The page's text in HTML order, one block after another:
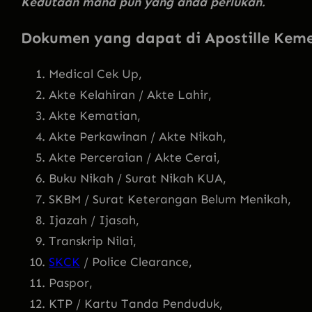
Dokumen yang dapat di Apostille
Medical Cek Up,
Akte Kelahiran / Akte Lahir,
Akte Kematian,
Akte Perkawinan / Akte Nikah,
Akte Perceraian / Akte Cerai,
Buku Nikah / Surat Nikah KUA,
SKBM / Surat Keterangan Belum Menikah,
Ijazah / Ijasah,
Transkrip Nilai,
SKCK / Police Clearance,
Paspor,
KTP / Kartu Tanda Penduduk,